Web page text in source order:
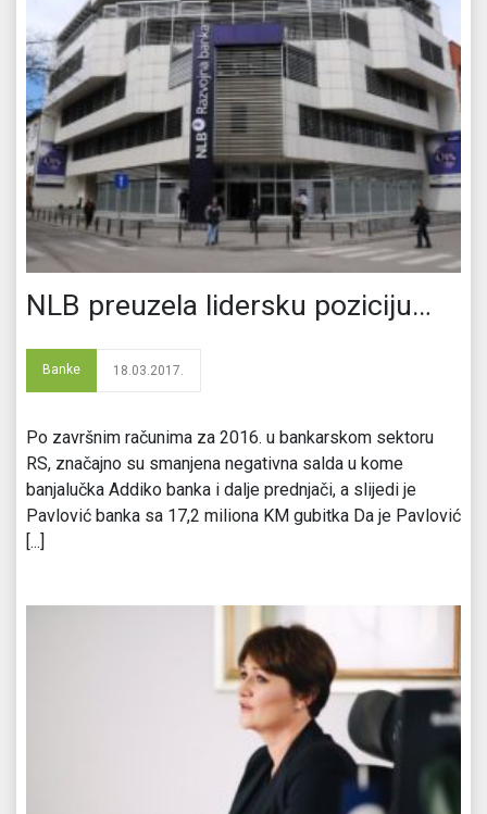
NLB preuzela lidersku poziciju…
Banke 18.03.2017.
Po završnim računima za 2016. u bankarskom sektoru
RS, značajno su smanjena negativna salda u kome
banjalučka Addiko banka i dalje prednjači, a slijedi je
Pavlović banka sa 17,2 miliona KM gubitka Da je Pavlović
[...]